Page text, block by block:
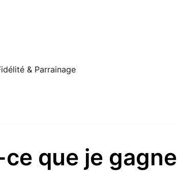
& Parrainage
que je gagne